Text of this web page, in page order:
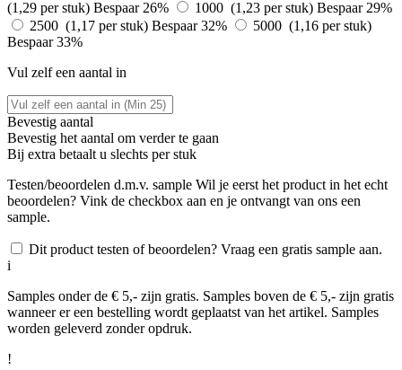
(1,29 per stuk) Bespaar 26% 1000 (1,23 per stuk) Bespaar 29%
2500 (1,17 per stuk) Bespaar 32%
5000 (1,16 per stuk)
Bespaar 33%
Vul zelf een aantal in
Bevestig aantal
Bevestig het aantal om verder te gaan
Bij extra betaalt u slechts per stuk
Testen/beoordelen d.m.v. sample Wil je eerst het product in het echt
beoordelen? Vink de checkbox aan en je ontvangt van ons een
sample.
Dit product testen of beoordelen? Vraag een gratis sample aan.
i
Samples onder de € 5,- zijn gratis. Samples boven de € 5,- zijn gratis
wanneer er een bestelling wordt geplaatst van het artikel. Samples
worden geleverd zonder opdruk.
!